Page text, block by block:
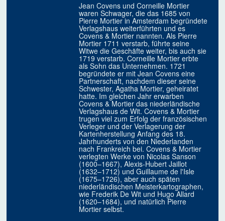
Jean Covens und Corneille Mortier
waren Schwager, die das 1685 von
Pierre Mortier in Amsterdam begründete
Verlagshaus weiterführten und es
Covens & Mortier nannten. Als Pierre
Mortier 1711 verstarb, führte seine
Witwe die Geschäfte weiter, bis auch sie
1719 verstarb. Corneille Mortier erbte
als Sohn das Unternehmen. 1721
begründete er mit Jean Covens eine
Partnerschaft, nachdem dieser seine
Schwester, Agatha Mortier, geheiratet
hatte. Im gleichen Jahr erwarben
Covens & Mortier das niederländische
Verlagshaus de Wit. Covens & Mortier
trugen viel zum Erfolg der französischen
Verleger und der Verlagerung der
Kartenherstellung Anfang des 18.
Jahrhunderts von den Niederlanden
nach Frankreich bei. Covens & Mortier
verlegten Werke von Nicolas Sanson
(1600–1667), Alexis-Hubert Jaillot
(1632–1712) und Guillaume de l'Isle
(1675–1726), aber auch späten
niederländischen Meisterkartographen,
wie Frederik De Wit und Hugo Allard
(1620–1684), und natürlich Pierre
Mortier selbst.